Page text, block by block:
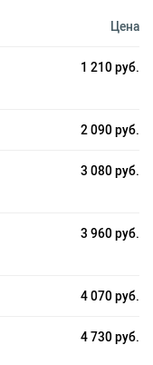
Цена
1 210 руб.
2 090 руб.
3 080 руб.
3 960 руб.
4 070 руб.
4 730 руб.